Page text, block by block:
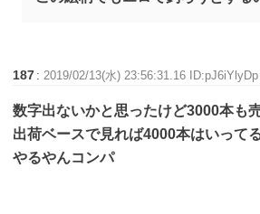
187 : 2019/02/13(水) 23:56:31.16 ID:pJ6iYlyDp
数字出ないかと思ったけど3000本も
出荷ベースで見れば4000本はいって
やるやんコンパ